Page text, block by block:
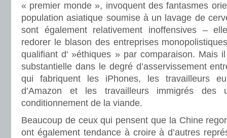
« premier monde », invoquent des fantasmes
population asiatique soumise à un lavage de
sont également relativement inoffensives –
redorer le blason des entreprises
qualifiant d' »éthiques » par comparaison. Mais
substantielle dans le degré d’asservissement
qui fabriquent les iPhones, les travailleurs
d’Amazon et les travailleurs immigrés des
conditionnement de la viande.
Beaucoup de ceux qui pensent que la Chine
ont également tendance à croire à d’autres